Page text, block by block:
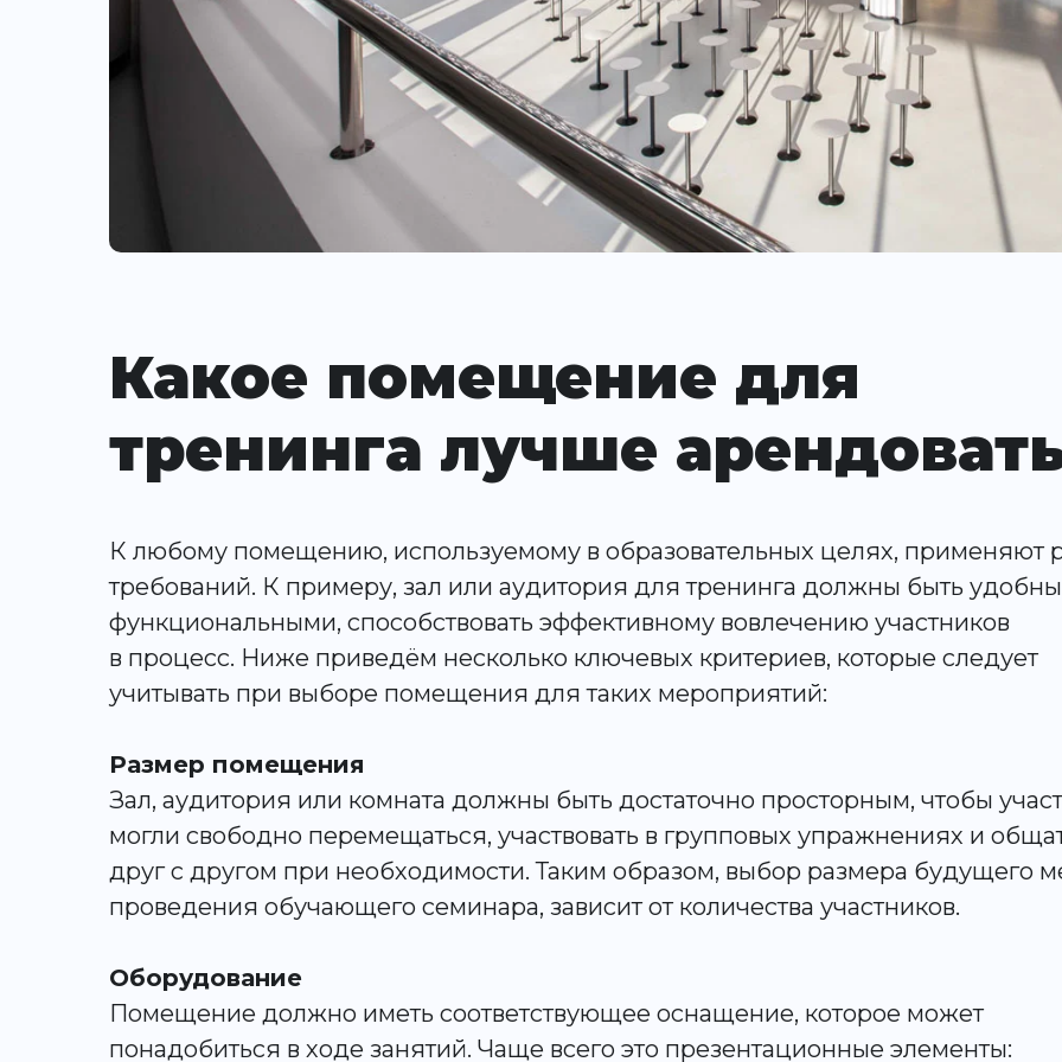
Какое помещение для
тренинга лучше
К любому помещению, используемому в образовательных целях, применяют
требований. К примеру, зал или аудитория для тренинга должны быть
функциональными, способствовать эффективному вовлечению участников
в процесс. Ниже приведём несколько ключевых критериев, которые следует
учитывать при выборе помещения для таких мероприятий:
Размер помещения
Зал, аудитория или комната должны быть достаточно просторным, чтобы
могли свободно перемещаться, участвовать в групповых упражнениях и
друг с другом при необходимости. Таким образом, выбор размера будущего
проведения обучающего семинара, зависит от количества участников.
Оборудование
Помещение должно иметь соответствующее оснащение, которое может
понадобиться в ходе занятий. Чаще всего это презентационные элементы: